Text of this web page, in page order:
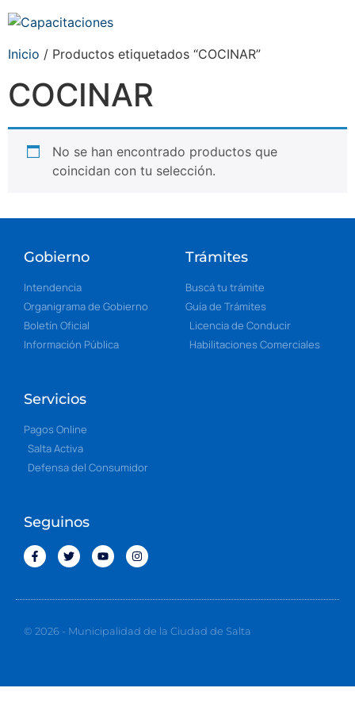
Inicio / Productos etiquetados “COCINAR”
COCINAR
No se han encontrado productos que
coincidan con tu selección.
Gobierno
Intendencia
Organigrama de Gobierno
Boletín Oficial
Información Pública
Trámites
Buscá tu trámite
Guía de Trámites
Licencia de Conducir
Habilitaciones Comerciales
Servicios
Pagos Online
Salta Activa
Defensa del Consumidor
Seguinos
© 2026 - Municipalidad de la Ciudad de Salta